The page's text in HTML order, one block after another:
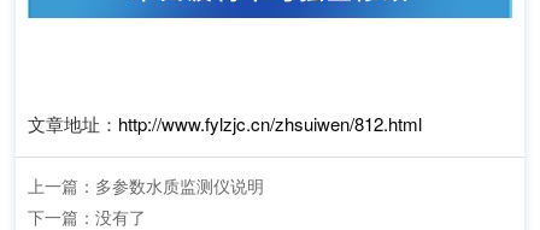
文章地址： http://www.fylzjc.cn/zhsuiwen/812.html
上一篇： 多参数水质监测仪说明
下一篇： 没有了